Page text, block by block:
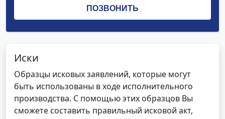
Иски
Образцы исковых заявлений, которые могут
быть использованы в ходе исполнительного
производства. С помощью этих образцов Вы
сможете составить правильный исковой акт,